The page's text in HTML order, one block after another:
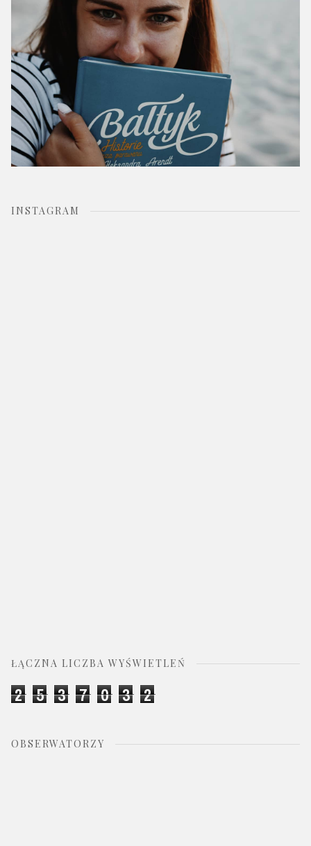
INSTAGRAM
ŁĄCZNA LICZBA WYŚWIETLEŃ
2 5 3 7 0 3 2
OBSERWATORZY